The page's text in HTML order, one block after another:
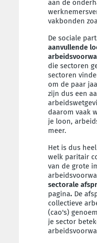
aan de
vakbonden
De sociale
aanvullende
die sectoren
sectoren
om de paar
zijn dus een
daarom vaak
je loon,
meer.
Het is dus
welk paritair
van de grote
sectorale
pagina. De
collectieve
(cao's)
je sector